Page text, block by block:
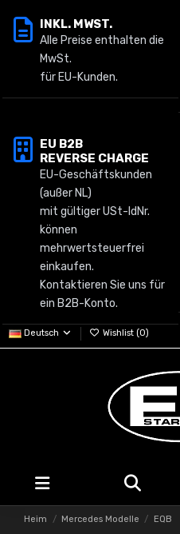
INKL. MWST.
Alle Preise enthalten die
MwSt.
für EU-Kunden.
EU B2B
REVERSE CHARGE
EU-Geschäftskunden
(außer NL)
mit gültiger USt-IdNr.
können
mehrwertsteuerfrei
einkaufen.
Kontaktieren Sie uns für
ein B2B-Konto.
Deutsch Wishlist (0)
Heim Mercedes Modelle EQB